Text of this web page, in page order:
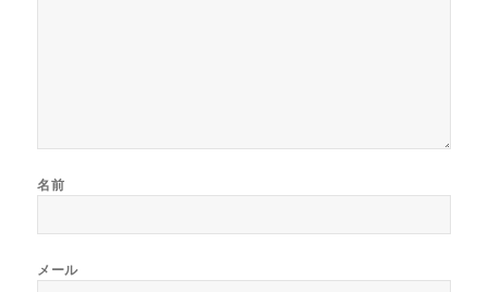
名前
メール